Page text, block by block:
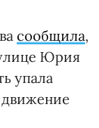
сообщила,
Юрия
упала
движение